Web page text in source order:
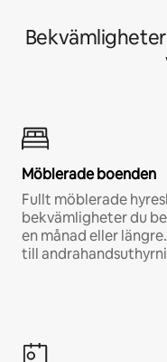
Möblerade boenden
Fullt möblerade
bekvämligheter du
en månad eller
till